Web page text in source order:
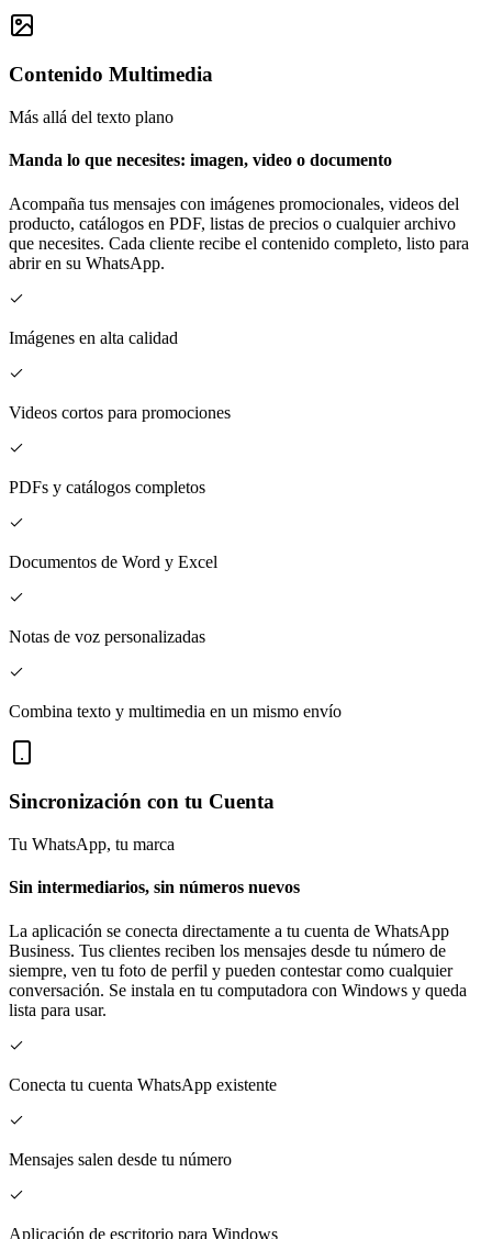
Contenido Multimedia
Más allá del texto plano
Manda lo que necesites: imagen, video o documento
Acompaña tus mensajes con imágenes promocionales, videos del
producto, catálogos en PDF, listas de precios o cualquier archivo
que necesites. Cada cliente recibe el contenido completo, listo para
abrir en su WhatsApp.
Imágenes en alta calidad
Videos cortos para promociones
PDFs y catálogos completos
Documentos de Word y Excel
Notas de voz personalizadas
Combina texto y multimedia en un mismo envío
Sincronización con tu Cuenta
Tu WhatsApp, tu marca
Sin intermediarios, sin números nuevos
La aplicación se conecta directamente a tu cuenta de WhatsApp
Business. Tus clientes reciben los mensajes desde tu número de
siempre, ven tu foto de perfil y pueden contestar como cualquier
conversación. Se instala en tu computadora con Windows y queda
lista para usar.
Conecta tu cuenta WhatsApp existente
Mensajes salen desde tu número
Aplicación de escritorio para Windows